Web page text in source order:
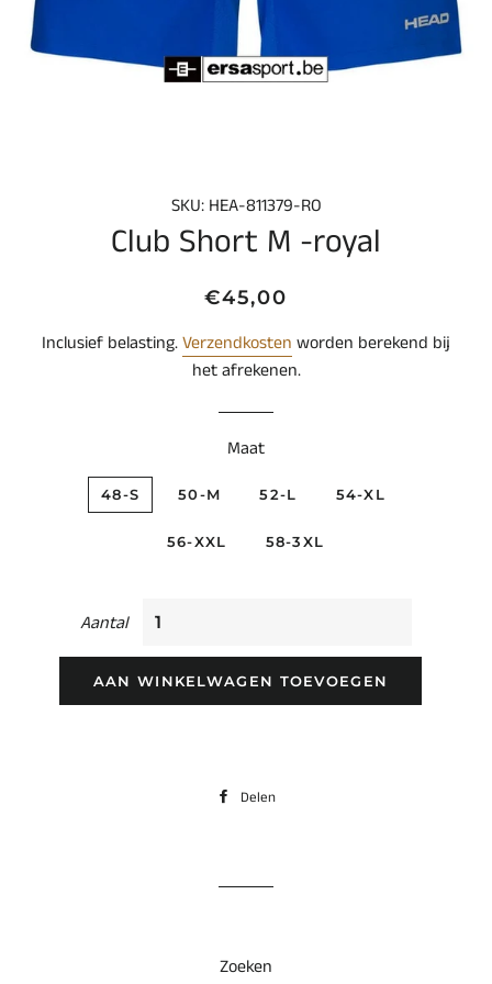
SKU: HEA-811379-RO
Club Short M -royal
Normale
Aanbiedingsprijs
€45,00
Inclusief belasting.Verzendkosten worden berekend bij
het afrekenen.
Maat
48-S 50-M 52-L 54-XL
56-XXL 58-3XL
Aantal
AAN WINKELWAGEN TOEVOEGEN
Delen
Zoeken